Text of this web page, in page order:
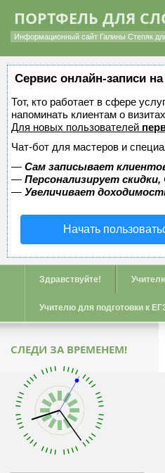
ПОРТФЕЛЬ ДЛЯ
Информационный сайт Галины Степяк
Сервис онлайн-записи
Тот, кто работает в сфере
напоминать клиентам о
Для новых пользователей
Чат-бот для мастеров и
— Сам записывает
— Персонализирует
— Увеличивает
Начать
Здравствуйте!
Учителю для подготовки к
СЛЕДИ ЗА ВРЕМЕНЕМ!